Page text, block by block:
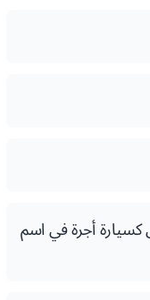
كسيارة أجرة في اسم